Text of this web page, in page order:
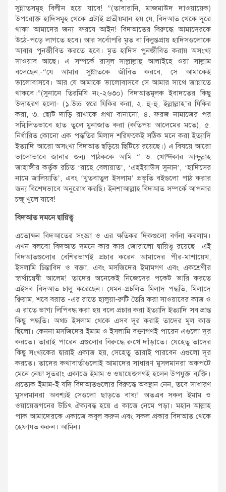
সুন্নাতসমূহ বিলীন হয়ে যাবে! ”(তাবারানি, মাজমাউদ দাওয়ায়েক)
উপরোক্ত হাদিসমূহ থেকে এটাই প্রতীয়মান হয় যে, বিদআত থেকে দূরে
থাকা আমাদের জন্য ফরযে আইন! বিদআতের বিরুদ্ধে আমাদেরকে
উঠে-পড়ে লাগতে হবে। আর সর্বোপরি মৃত বা বিলুপ্তপ্রায় হাদিসগুলোকে
আবার পুনর্জীবিত করতে হবে। মৃত হাদিস পুনর্জীবিত করায় অসংখ্য
সাওয়াব আছে। এ সম্পর্কে রাসূল সাল্লাল্লাহু আলাইহে ওয়া সাল্লাম
বলেছেন,-“যে আমার সুন্নাতকে জীবিত করবে, সে আমাকেই
ভালোবাসবে। আর যে আমাকে ভালোবাসবে সে আমার সাথে জান্নাতে
থাকবে।”(সুনানে তিরমিযি নং-২৬৩০) বিদআতমূলক ইবাদতের কিছু
উদাহরণ হলো- (১.উচ্চ স্বরে যিকির করা, ২. হু-হু, ইল্লাল্লাহ’র যিকির
করা, ৩. ছোট দাড়ি রাখাকে প্রথা বানানো, ৪. ফরজ নামাজের পর
সম্মিলিতভাবে হাত তুলে মুনাজাত করা (কতিপয় আলেমের মতে), ৫.
নির্ধারিত কোনো এক পদ্ধতির মিলাদ শরিফকেই সঠিক মনে করা ইত্যাদি
ইত্যাদি আরো অসংখ্য বিদআত ছড়িয়ে ছিটিয়ে রয়েছে।) এ বিষয়ে আরো
ভালোভাবে জানার জন্য পাঠককে আমি “ ড. খোন্দকার আব্দুল্লাহ
জাহাঙ্গীর কর্তৃক রচিত ‘রাহে বেলায়াত’, ‘এহইয়াউস সুনান’, ‘হাদিসের
নামে জালিয়াতি’, এবং ‘খুতবাতুল ইসলাম’ প্রভৃতি বইগুলো পাঠ করার
জন্য বিশেষভাবে অনুরোধ করছি। ইনশাআল্লাহ বিদআত সম্পর্কে আপনার
চক্ষু খুলে যাবে!
বিদআত দমনে দ্বায়িত্ব
এতোক্ষন বিদআতের সংজ্ঞা ও এর ক্ষতিকর দিকগুলো বর্ণনা করলাম।
এখন বলবো বিদআত দমনে কার কার জোরালো দ্বায়িত্ব রয়েছে। এই
বিদআতগুলোর বেশিরভাগই প্রচার করেন আমাদের পীর-মাশায়েখ,
ইসলামি চিন্তাবিদ ও বক্তা, এবং মসজিদের ইমামগণ এবং একশ্রেণীর
স্বার্থান্বেষী আলেম! তাদের অনেকেই নিজেদের পকেট ভারি করতে
এইসব বিদআত চালু করেছেন। যেমন-প্রচলিত মিলাদ পদ্ধতি, মিলাদে
ক্বিয়াম, শবে বরাত -এর রাতে হালুয়া-রুটি তৈরি করা সাওয়াবের কাজ ও
এ রাতে ভাগ্য লিপিবদ্ধ করা হয় বলে প্রচার করা ইত্যাদি ইত্যাদি সব ভ্রান্ত
কিছু পদ্ধতি। অথচ ইসলাম থেকে এসব দূর করাই তাদের মূল কাজ
ছিলো। কেননা মসজিদের ইমাম ও ইসলামি বক্তাগণই পারেন এগুলো দূর
করতে। তারাই পারেন এগুলোর বিরুদ্ধে রুখে দাঁড়াতে। যেহেতু তাদের
কিছু সংখ্যকের দ্বারাই একাজ হয়, সেহেতু তারাই পারবেন এগুলো দূর
করতে। তাদের কথাবার্তাগুলোই আমাদের সাধারণ মুসলমানরা অকপটে
মেনে নেয়! সুতরাং একাজে ইমাম ও ওয়ায়েজগণই হলেন উপযুক্ত ব্যক্তি।
প্রত্যেক ইমাম-ই যদি বিদআতগুলোর বিরুদ্ধে অবস্থান নেন, তবে সাধারণ
মুসলমানরা অবশ্যই সেগুলো ছাড়তে বাধ্য! অতএব সকল ইমাম ও
ওয়ায়েজগনের উচিৎ ঐক্যবদ্ধ হয়ে এ কাজে নেমে পড়া। মহান আল্লাহ
পাক আমাদেরকে একাজে কবুল করুন এবং সকল প্রকার বিদআত থেকে
হেফাযত করুন। আমিন।